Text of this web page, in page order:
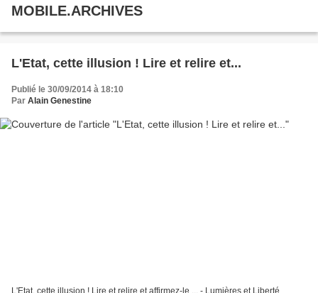
MOBILE.ARCHIVES
L'Etat, cette illusion ! Lire et relire et...
Publié le 30/09/2014 à 18:10
Par Alain Genestine
L'Etat, cette illusion ! Lire et relire et affirmez-le ... - Lumières et Liberté